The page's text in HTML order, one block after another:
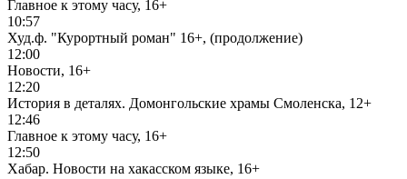
Главное к этому часу, 16+
10:57
Худ.ф. "Курортный роман" 16+, (продолжение)
12:00
Новости, 16+
12:20
История в деталях. Домонгольские храмы Смоленска, 12+
12:46
Главное к этому часу, 16+
12:50
Хабар. Новости на хакасском языке, 16+